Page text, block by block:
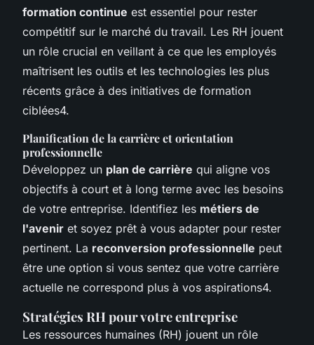
formation continue est essentiel pour rester
compétitif sur le marché du travail. Les RH jouent
un rôle crucial en veillant à ce que les employés
maîtrisent les outils et les technologies les plus
récents grâce à des initiatives de formation
ciblées4.
Planification de la carrière et orientation
professionnelle
Développez un plan de carrière qui aligne vos
objectifs à court et à long terme avec les besoins
de votre entreprise. Identifiez les métiers de
l'avenir et soyez prêt à vous adapter pour rester
pertinent. La reconversion professionnelle peut
être une option si vous sentez que votre carrière
actuelle ne correspond plus à vos aspirations4.
Stratégies RH pour votre entreprise
Les ressources humaines (RH) jouent un rôle